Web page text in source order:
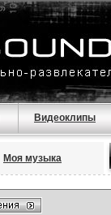
Видеоклипы
Моя музыка